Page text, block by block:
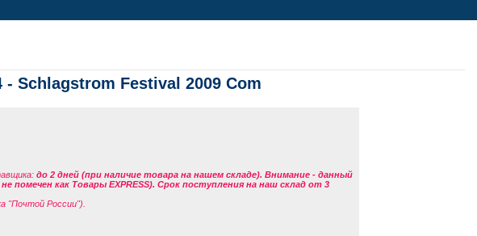
Schlagstrom Festival 2009 Com
: до 2 дней (при наличие товара на нашем складе). Внимание - данный
помечен как Товары EXPRESS). Срок поступления на наш склад от 3
"Почтой России").